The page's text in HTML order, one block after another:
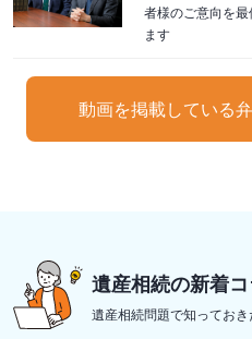
者様のご意向を
ます
動画を掲載している
遺産相続の新着
遺産相続問題で知ってお